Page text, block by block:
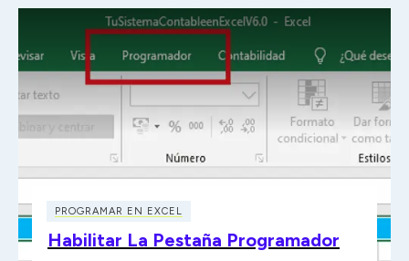
PROGRAMAR EN EXCEL
Habilitar La Pestaña Programador